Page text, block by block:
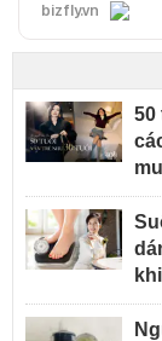
bizfly.vn
50